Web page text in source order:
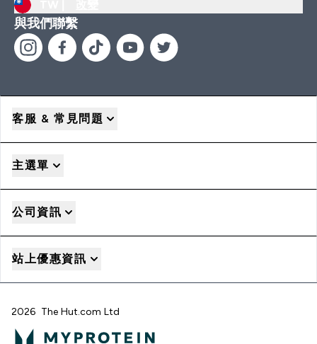
與我們聯繫
客服 & 常見問題
主選單
公司資訊
站上優惠資訊
2026 The Hut.com Ltd